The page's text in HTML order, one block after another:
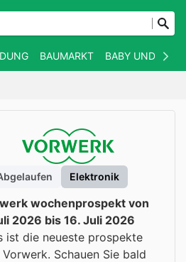
BAUMARKT BABY UND KIND
Elektronik
wochenprospekt von
2026 bis 16. Juli 2026
ist die neueste prospekte
Schauen Sie bald